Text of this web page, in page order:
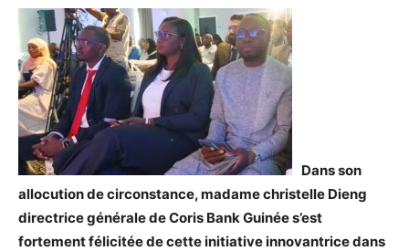
Dans son
allocution de circonstance, madame christelle Dieng
directrice générale de Coris Bank Guinée s’est
fortement félicitée de cette initiative innovantrice dans